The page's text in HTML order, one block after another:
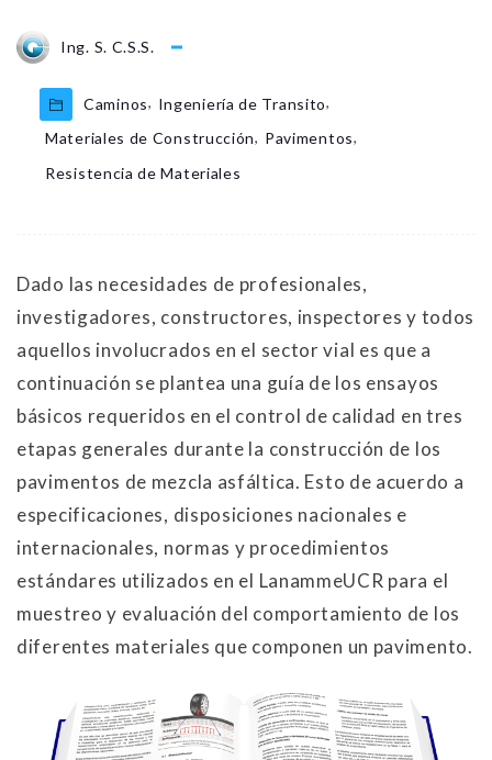
Ing. S. C.S.S.
Caminos, Ingeniería de Transito,
Materiales de Construcción, Pavimentos,
Resistencia de Materiales
Dado las necesidades de profesionales,
investigadores, constructores, inspectores y todos
aquellos involucrados en el sector vial es que a
continuación se plantea una guía de los ensayos
básicos requeridos en el control de calidad en tres
etapas generales durante la construcción de los
pavimentos de mezcla asfáltica. Esto de acuerdo a
especificaciones, disposiciones nacionales e
internacionales, normas y procedimientos
estándares utilizados en el LanammeUCR para el
muestreo y evaluación del comportamiento de los
diferentes materiales que componen un pavimento.